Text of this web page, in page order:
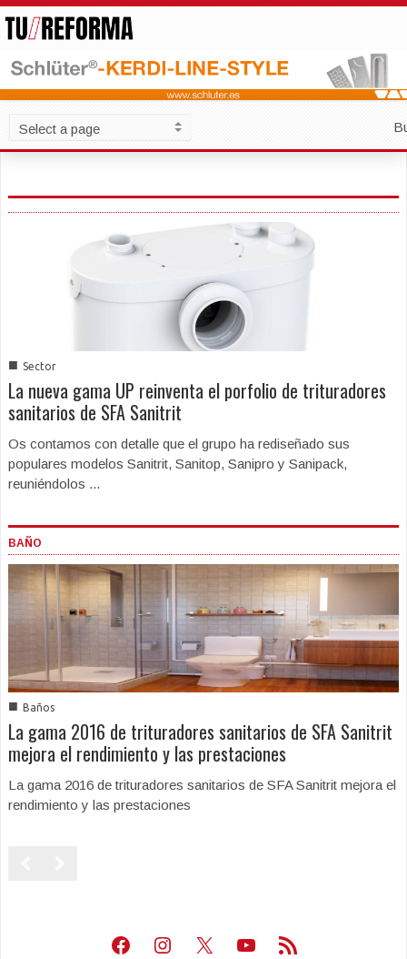
■ Sector
La nueva gama UP reinventa el porfolio de trituradores
sanitarios de SFA Sanitrit
Os contamos con detalle que el grupo ha rediseñado sus
populares modelos Sanitrit, Sanitop, Sanipro y Sanipack,
reuniéndolos ...
BAÑO
■ Baños
La gama 2016 de trituradores sanitarios de SFA Sanitrit
mejora el rendimiento y las prestaciones
La gama 2016 de trituradores sanitarios de SFA Sanitrit mejora el
rendimiento y las prestaciones
Facebook
Instagram
X Youtube
Feed RSS